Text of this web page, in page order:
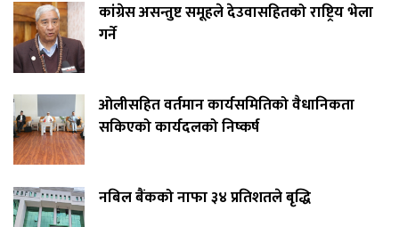
कांग्रेस असन्तुष्ट समूहले देउवासहितको राष्ट्रिय भेला
गर्ने
ओलीसहित वर्तमान कार्यसमितिको वैधानिकता
सकिएको कार्यदलको निष्कर्ष
नबिल बैंकको नाफा ३४ प्रतिशतले बृद्धि